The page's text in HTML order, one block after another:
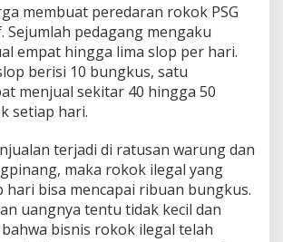
membuat peredaran rokok PSG
Sejumlah pedagang mengaku
empat hingga lima slop per hari.
berisi 10 bungkus, satu
menjual sekitar 40 hingga 50
setiap hari.
terjadi di ratusan warung dan
maka rokok ilegal yang
hari bisa mencapai ribuan bungkus.
uangnya tentu tidak kecil dan
bisnis rokok ilegal telah